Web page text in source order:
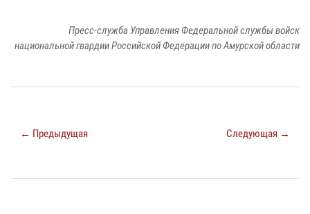
Пресс-служба Управления Федеральной службы войск
национальной гвардии Российской Федерации по Амурской области
← Предыдущая Следующая →